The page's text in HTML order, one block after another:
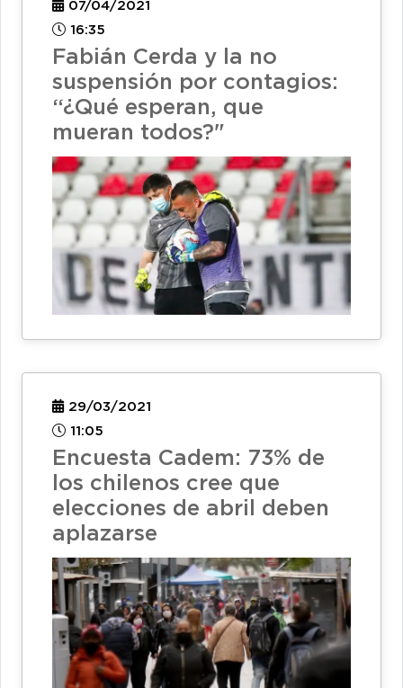
07/04/2021
16:35
Fabián Cerda y la no
suspensión por contagios:
“¿Qué esperan, que
mueran todos?"
29/03/2021
11:05
Encuesta Cadem: 73% de
los chilenos cree que
elecciones de abril deben
aplazarse